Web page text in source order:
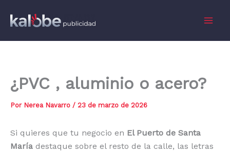
¿PVC , aluminio o acero?
Por Nerea Navarro / 23 de marzo de 2026
Si quieres que tu negocio en El Puerto de Santa
María destaque sobre el resto de la calle, las letras